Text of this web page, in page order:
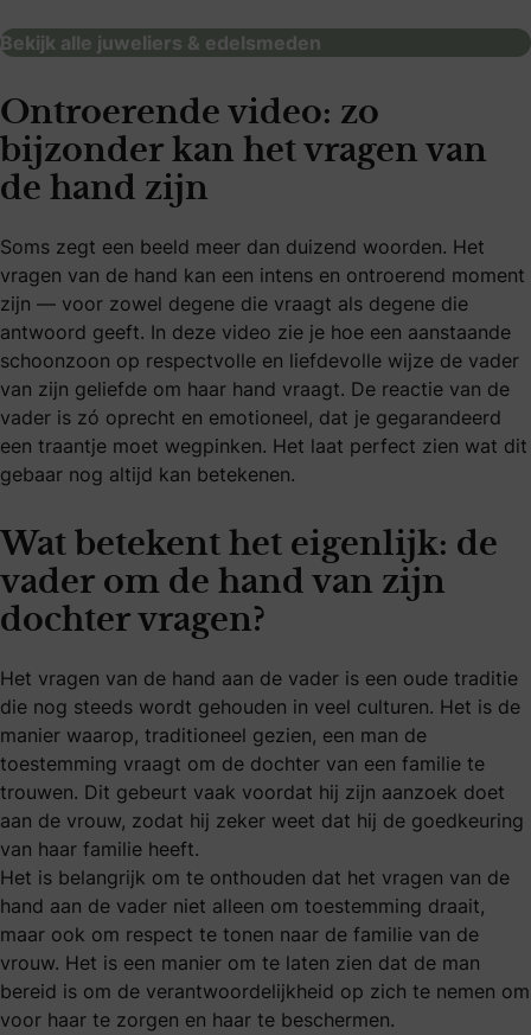
Bekijk alle juweliers & edelsmeden
Ontroerende video: zo
bijzonder kan het vragen van
de hand zijn
Soms zegt een beeld meer dan duizend woorden. Het
vragen van de hand kan een intens en ontroerend moment
zijn — voor zowel degene die vraagt als degene die
antwoord geeft. In deze video zie je hoe een aanstaande
schoonzoon op respectvolle en liefdevolle wijze de vader
van zijn geliefde om haar hand vraagt. De reactie van de
vader is zó oprecht en emotioneel, dat je gegarandeerd
een traantje moet wegpinken. Het laat perfect zien wat dit
gebaar nog altijd kan betekenen.
Wat betekent het eigenlijk: de
vader om de hand van zijn
dochter vragen?
Het vragen van de hand aan de vader is een oude traditie
die nog steeds wordt gehouden in veel culturen. Het is de
manier waarop, traditioneel gezien, een man de
toestemming vraagt om de dochter van een familie te
trouwen. Dit gebeurt vaak voordat hij zijn aanzoek doet
aan de vrouw, zodat hij zeker weet dat hij de goedkeuring
van haar familie heeft.
Het is belangrijk om te onthouden dat het vragen van de
hand aan de vader niet alleen om toestemming draait,
maar ook om respect te tonen naar de familie van de
vrouw. Het is een manier om te laten zien dat de man
bereid is om de verantwoordelijkheid op zich te nemen om
voor haar te zorgen en haar te beschermen.